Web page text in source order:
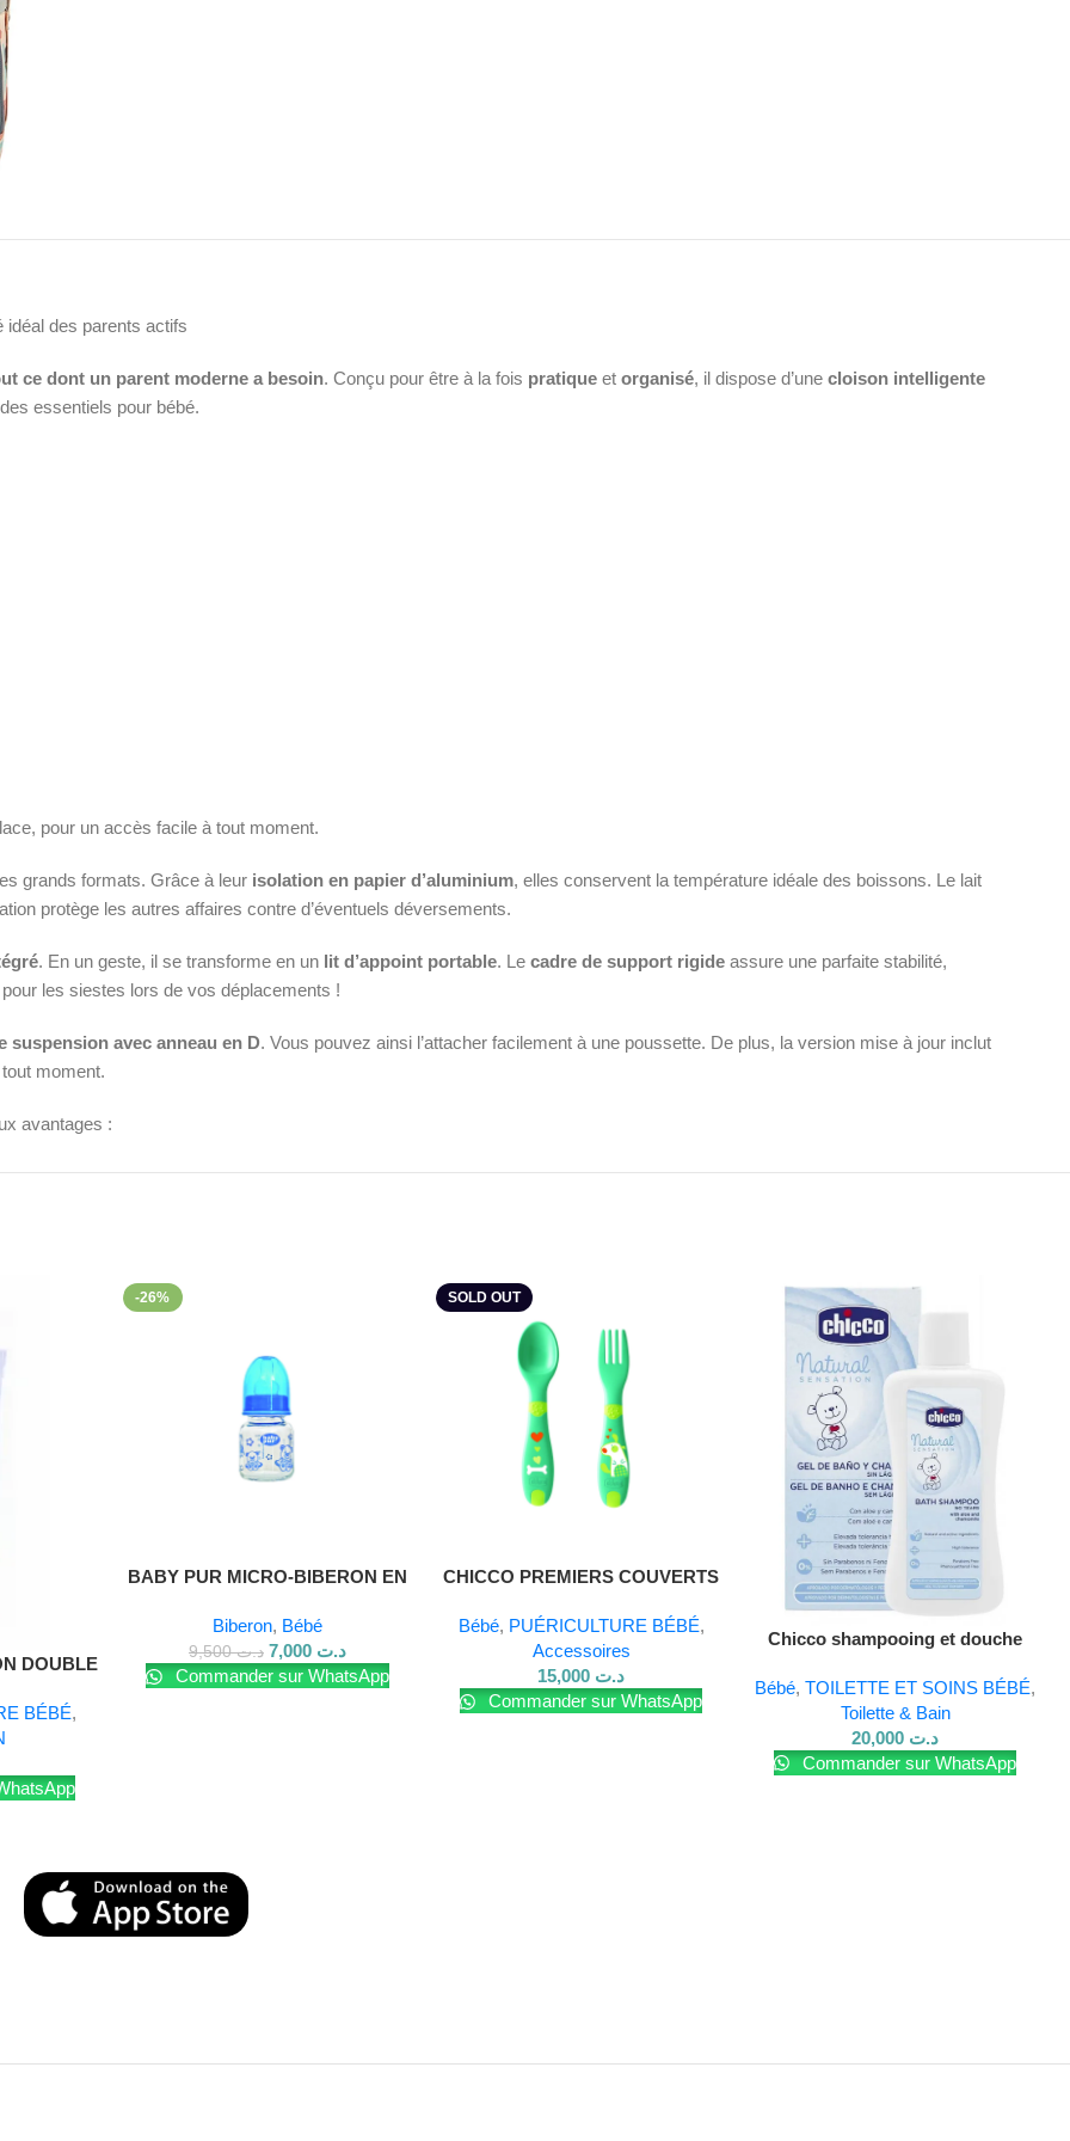
idéal des parents actifs
ce dont un parent moderne a besoin. Conçu pour être à la fois pratique etorganisé, il dispose d’unecloison intelligente
essentiels pour bébé.
pour un accès facile à tout moment.
grands formats. Grâce à leur isolation en papier d’aluminium, elles conservent la température idéale des boissons. Le lait
protège les autres affaires contre d’éventuels déversements.
. En un geste, il se transforme en un lit d’appoint portable. Lecadre de support rigide assure une parfaite stabilité,
les siestes lors de vos déplacements !
suspension avec anneau en D. Vous pouvez ainsi l’attacher facilement à une poussette. De plus, la version mise à jour inclut
moment.
avantages :
DOUBLE
BÉBÉ,
-26%
BABY PUR MICRO-BIBERON EN
Biberon, Bébé
د.ت9,500 د.ت 7,000
Commander sur WhatsApp
SOLD OUT
Lire La Suite
CHICCO PREMIERS COUVERTS
Bébé, PUÉRICULTURE BÉBÉ,
Accessoires
د.ت
Commander sur WhatsApp
Chicco shampooing et douche
Bébé,TOILETTE ET SOINS BÉBÉ,
Toilette & Bain
د.ت
Commander sur WhatsApp